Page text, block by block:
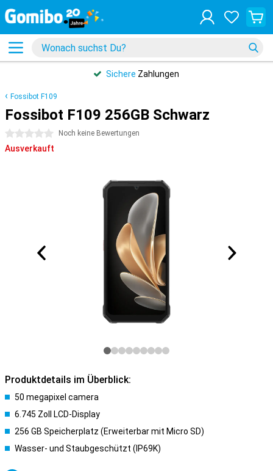
Sichere Zahlungen
Fossibot F109
Fossibot F109 256GB Schwarz
0 Sterne Noch keine Bewertungen
Ausverkauft
Produktdetails im Überblick:
50 megapixel camera
6.745 Zoll LCD-Display
256 GB Speicherplatz (Erweiterbar mit Micro SD)
Wasser- und Staubgeschützt (IP69K)